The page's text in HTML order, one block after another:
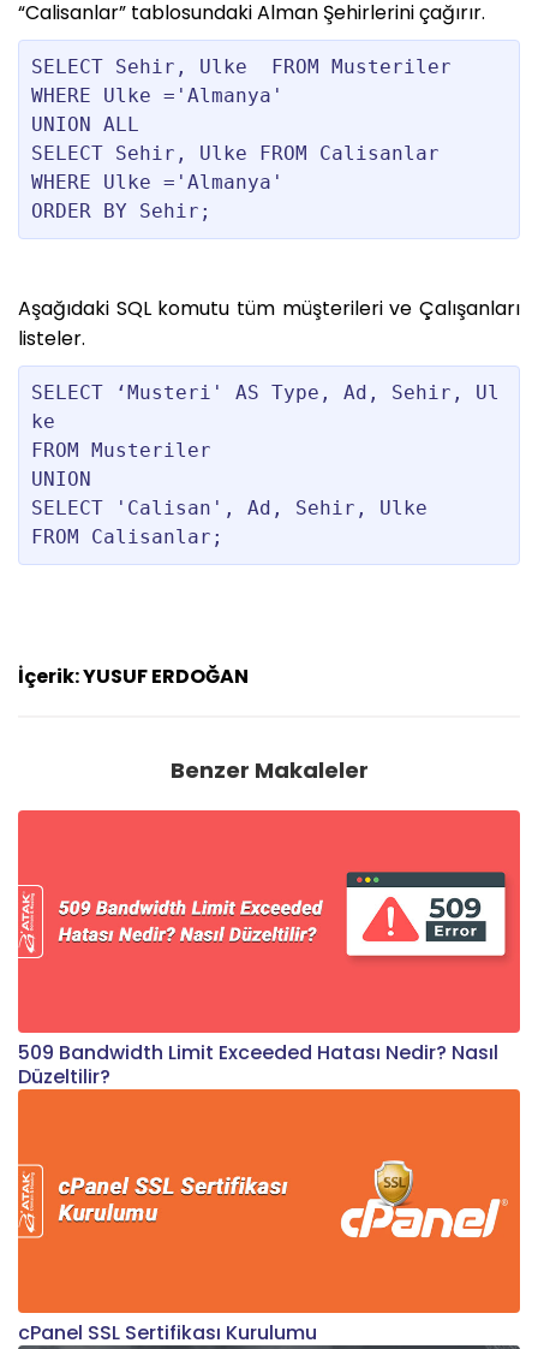
“Calisanlar” tablosundaki Alman Şehirlerini çağırır.
SELECT Sehir, Ulke  FROM Musteriler
WHERE Ulke ='Almanya'
UNION ALL
SELECT Sehir, Ulke FROM Calisanlar
WHERE Ulke ='Almanya'
Aşağıdaki SQL komutu tüm müşterileri ve Çalışanları
listeler.
SELECT ‘Musteri' AS Type, Ad, Sehir, Ul
ke
FROM Musteriler
UNION
SELECT 'Calisan', Ad, Sehir, Ulke
İçerik: YUSUF ERDOĞAN
Benzer Makaleler
509 Bandwidth Limit Exceeded Hatası Nedir? Nasıl
Düzeltilir?
cPanel SSL Sertifikası Kurulumu